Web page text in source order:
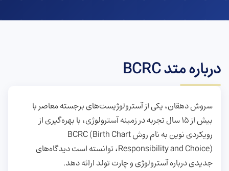
درباره متد BCRC
سروش دهقان، یکی از آسترولوژیست‌های برجسته معاصر با
بیش از ۱۵ سال تجربه در زمینه آسترولوژی، با بهره‌گیری از
رویکردی نوین به نام روش BCRC (Birth Chart
Responsibility and Choice)، توانسته است دیدگاه‌های
جدیدی درباره آسترولوژی و چارت تولد ارائه دهد.